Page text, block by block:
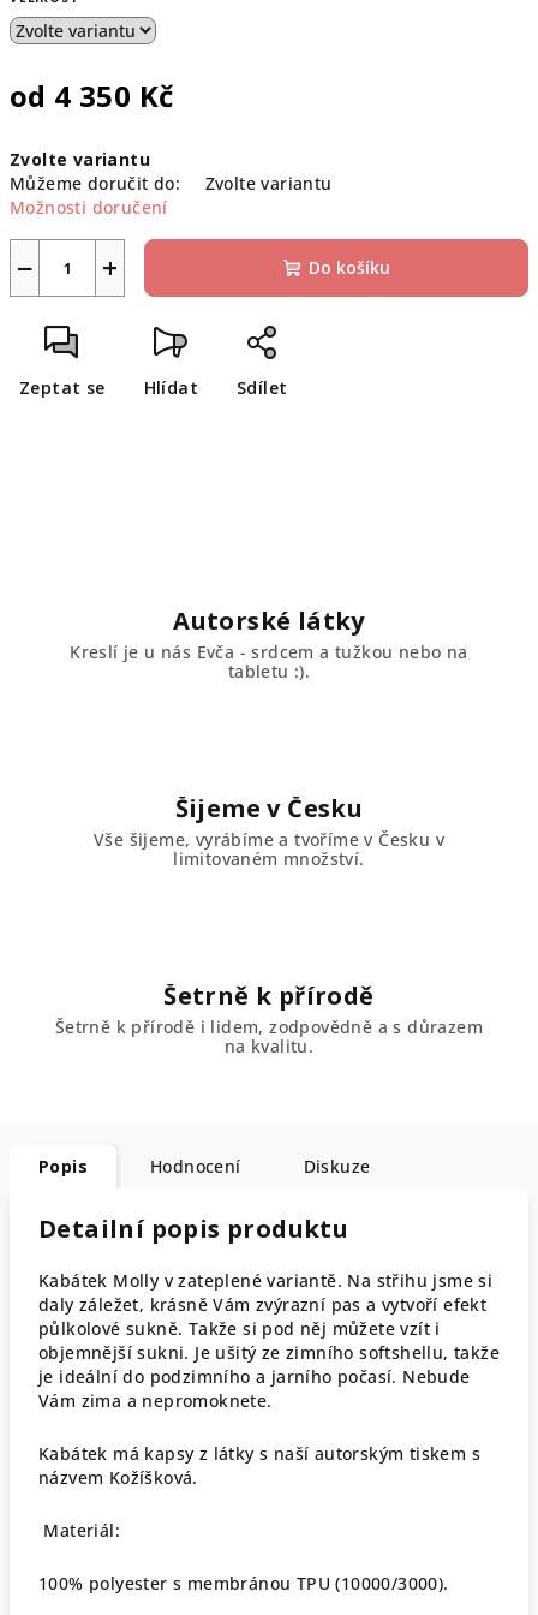
od 4 350 Kč
cena:
Zvolte variantu
Můžeme doručit do:
Zvolte variantu
Možnosti doručení
+
− Do košíku
Zeptat se Hlídat Sdílet
Autorské látky
Kreslí je u nás Evča - srdcem a tužkou nebo na
tabletu :).
Šijeme v Česku
Vše šijeme, vyrábíme a tvoříme v Česku v
limitovaném množství.
Šetrně k přírodě
Šetrně k přírodě i lidem, zodpovědně a s důrazem
na kvalitu.
Popis Hodnocení Diskuze
Detailní popis produktu
Kabátek Molly v zateplené variantě. Na střihu jsme si
daly záležet, krásně Vám zvýrazní pas a vytvoří efekt
půlkolové sukně. Takže si pod něj můžete vzít i
objemnější sukni. Je ušitý ze zimního softshellu, takže
je ideální do podzimního a jarního počasí. Nebude
Vám zima a nepromoknete.
Kabátek má kapsy z látky s naší autorským tiskem s
názvem Kožíšková.
Materiál:
100% polyester s membránou TPU (10000/3000).